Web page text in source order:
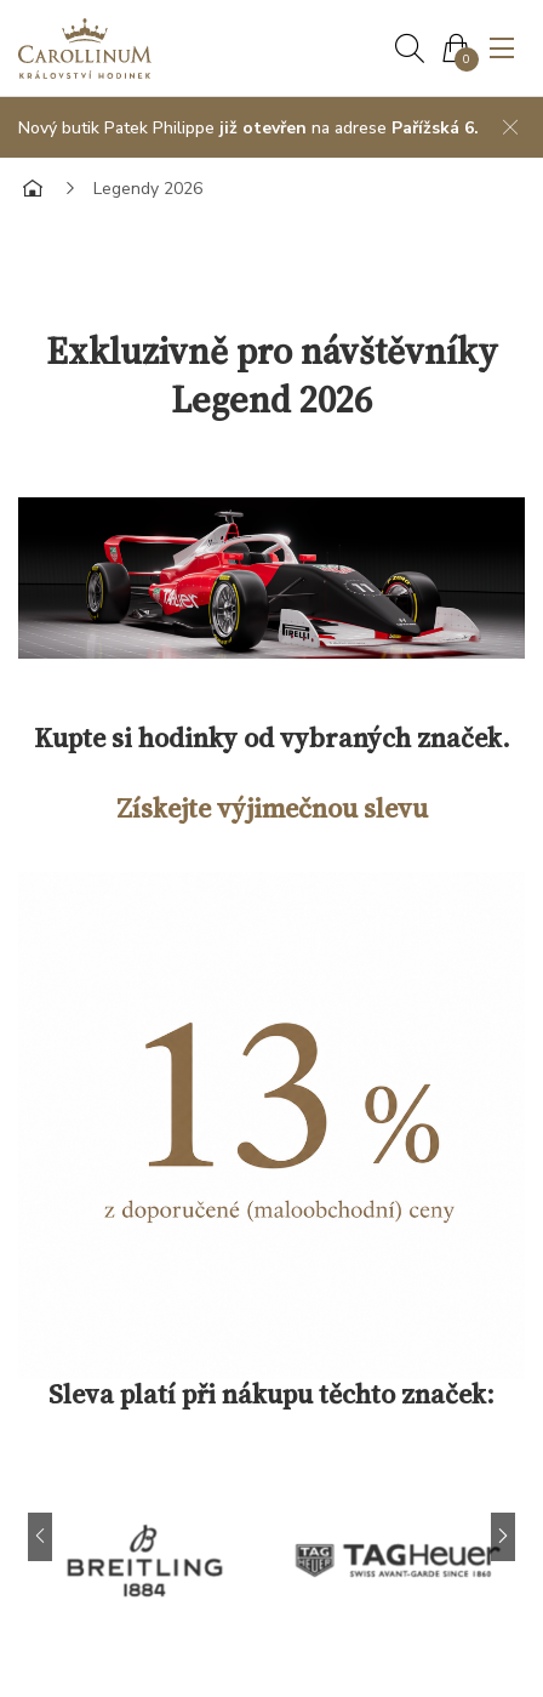
0
Nový butik Patek Philippe již otevřen na adrese Pařížská 6.
Legendy 2026
Exkluzivně pro návštěvníky
Legend 2026
Kupte si hodinky od vybraných značek.
Získejte výjimečnou slevu
Sleva platí při nákupu těchto značek: